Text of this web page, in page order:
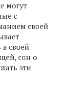
могут
с
своей
своей
сон о
эти